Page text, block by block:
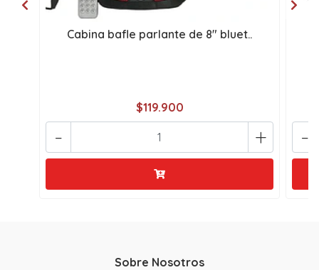
Cabina bafle parlante de 8" bluet..
$119.900
+
- -
Sobre Nosotros